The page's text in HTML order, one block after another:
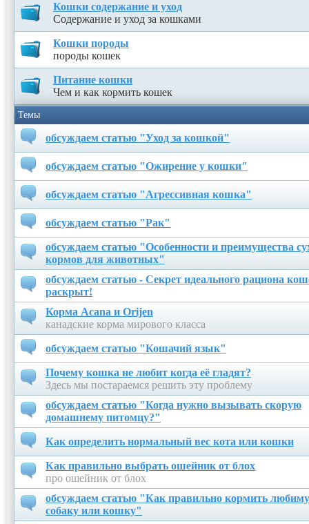
Кошки содержание и уход
Содержание и уход за кошками
Кошки породы
породы кошек
Питание кошки
Чем и как кормить кошек
Темы
обсуждаем статью "Уход за кошкой"
обсуждаем статью "Ожирение у кошки"
обсуждаем статью "Агрессивная кошка"
обсуждаем статью "Рак"
обсуждаем статью "Особенности и преимущества
кормов для животных"
обсуждаем статью - Секрет идеального рациона
раскрыт!
Корма Acana и Orijen
канадские корма мирового класса
обсуждаем статью "Кошачий язык"
Почему кошка не любит когда её гладят?
Здесь мы постараемся решить эту проблему
обсуждаем статью "Когда нужно вызывать скорую
домашнему питомцу?"
Как определить нормальный вес кота или кошки
Как правильно выбрать ошейник от блох
про ошейник от блох
обсуждаем статью "Как правильно кормить
собаку или кошку"